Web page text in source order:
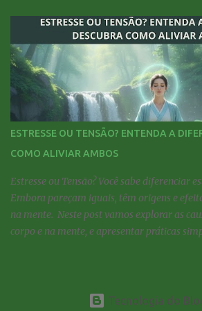
psicológico , muitas vezes de forma
ambiente, alimentação, sono, relações
interfere no equilíbrio da mente. A seguir,
são os principais fatores que impactam a
que prejudicam quanto os que ajudam a
estímulos prejudica a saúde mental
todo. São notificações constantes, redes
informações e cobranças por produtividade.
estímulos impede o descanso do cérebro, o
cansaço mental, ansiedade e falta de foco . 🧠
ESTRESSE OU TENSÃO? ENTENDA A
COMO ALIVIAR AMBOS
Estresse ou Tensão? Você sabe diferenciar
Embora pareçam iguais, têm origens e
na mente. Neste post vamos explorar as
corpo e na mente, e apresentar práticas
gratuita do curso de autoconhecimento
Tecnologia do